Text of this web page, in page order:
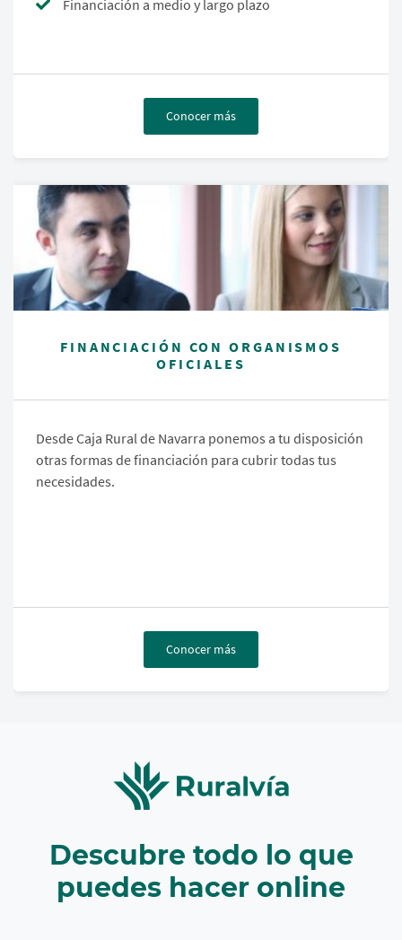
Financiación a medio y largo plazo
Conocer más
FINANCIACIÓN CON ORGANISMOS
OFICIALES
Desde Caja Rural de Navarra ponemos a tu disposición
otras formas de financiación para cubrir todas tus
necesidades.
Conocer más
Descubre todo lo que
puedes hacer online